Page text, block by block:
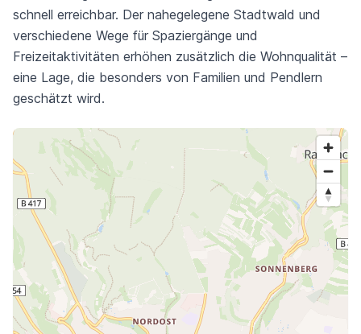
schnell erreichbar. Der nahegelegene Stadtwald und
verschiedene Wege für Spaziergänge und
Freizeitaktivitäten erhöhen zusätzlich die Wohnqualität –
eine Lage, die besonders von Familien und Pendlern
geschätzt wird.